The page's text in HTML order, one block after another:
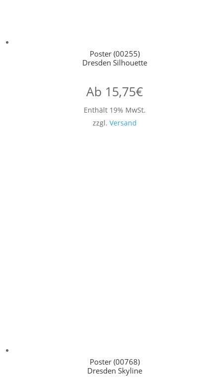
Poster (00255)
Dresden Silhouette
Ab 15,75€
Enthält 19% MwSt.
zzgl. Versand
Poster (00768)
Dresden Skyline